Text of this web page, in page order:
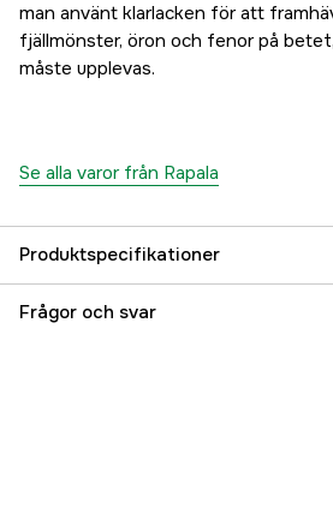
man använt klarlacken för att
fjällmönster, öron och fenor på
måste upplevas.
Se alla varor från Rapala
Produktspecifikationer
Vikt (g)
Frågor och svar